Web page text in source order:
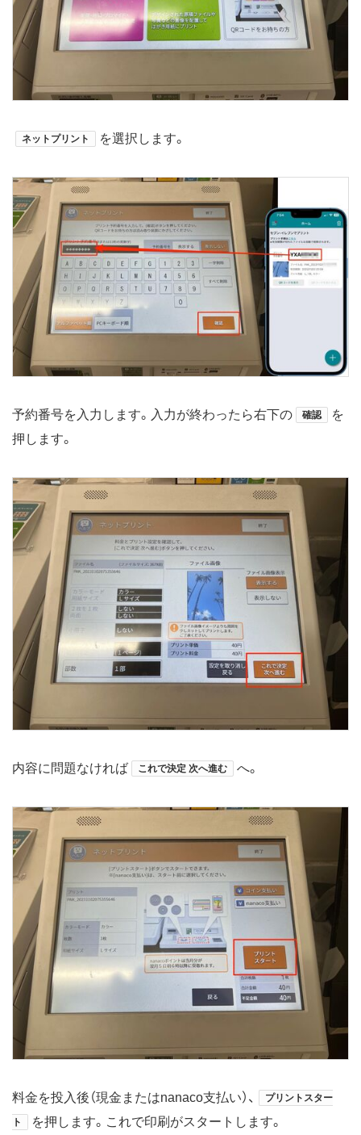
ネットプリント を選択します。
予約番号を入力します。入力が終わったら右下の 確認
を
押します。
内容に問題なければ これで決定 次へ進む へ。
料金を投入後（現金またはnanaco支払い）、 プリントスター
ト を押します。これで印刷がスタートします。